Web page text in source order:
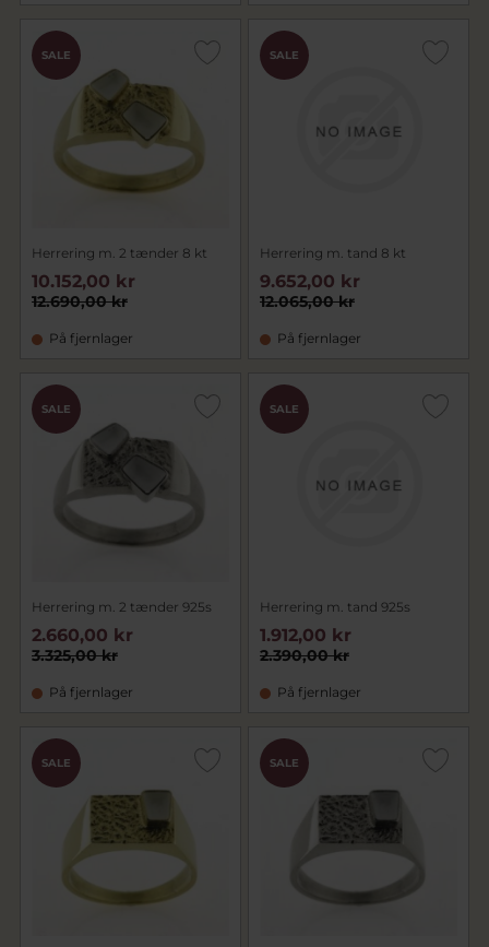
SALE
Herrering m. 2 tænder 8 kt
12.690,00 kr
10.152,00 kr
På fjernlager
SALE
Herrering m. tand 8 kt
12.065,00 kr
9.652,00 kr
På fjernlager
SALE
Herrering m. 2 tænder 925s
3.325,00 kr
2.660,00 kr
På fjernlager
SALE
Herrering m. tand 925s
2.390,00 kr
1.912,00 kr
På fjernlager
SALE SALE